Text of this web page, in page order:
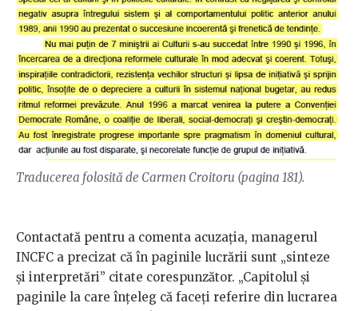
Traducerea folosită de Carmen Croitoru (pagina 181).
Contactată pentru a comenta acuzația, managerul
INCFC a precizat că în paginile lucrării sunt „sinteze
și interpretări” citate corespunzător. „Capitolul și
paginile la care înțeleg că faceți referire din lucrarea